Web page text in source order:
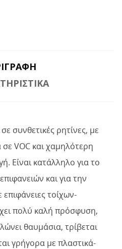
συνθετικές ρητίνες, με
VOC και χαμηλότερη
Είναι κατάλληλο για το
και για την
τοίχων-
πολύ καλή πρόσφυση,
θαυμάσια, τρίβεται
γρήγορα με πλαστικά-